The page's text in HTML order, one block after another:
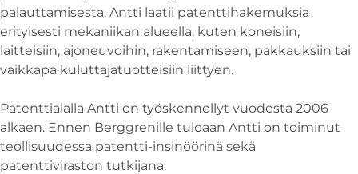
palauttamisesta. Antti laatii patenttihakemuksia
erityisesti mekaniikan alueella, kuten koneisiin,
laitteisiin, ajoneuvoihin, rakentamiseen, pakkauksiin tai
vaikkapa kuluttajatuotteisiin liittyen.
Patenttialalla Antti on työskennellyt vuodesta 2006
alkaen. Ennen Berggrenille tuloaan Antti on toiminut
teollisuudessa patentti-insinöörinä sekä
patenttiviraston tutkijana.